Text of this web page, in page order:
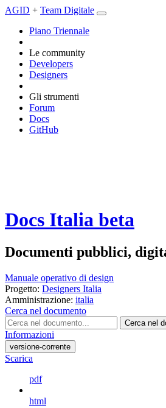
AGID + Team Digitale
Piano Triennale
Le community
Developers
Designers
Gli strumenti
Forum
Docs
GitHub
Docs Italia beta
Documenti pubblici,
Manuale operativo di design
Progetto: Designers Italia
Amministrazione: italia
Cerca nel documento
Cerca nel
Informazioni
versione-corrente
Scarica
pdf
html